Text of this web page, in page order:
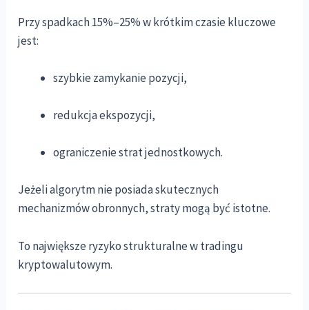
Przy spadkach 15%–25% w krótkim czasie kluczowe
jest:
szybkie zamykanie pozycji,
redukcja ekspozycji,
ograniczenie strat jednostkowych.
Jeżeli algorytm nie posiada skutecznych
mechanizmów obronnych, straty mogą być istotne.
To największe ryzyko strukturalne w tradingu
kryptowalutowym.